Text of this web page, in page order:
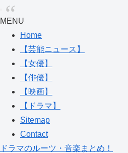
MENU
Home
【芸能ニュース】
【女優】
【俳優】
【映画】
【ドラマ】
Sitemap
Contact
ドラマのルーツ・音楽まとめ！